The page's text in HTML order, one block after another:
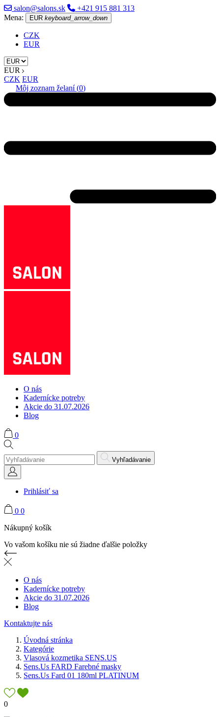
salon@salons.sk
+421 915 881 313
Mena:
EUR keyboard_arrow_down
CZK
EUR
EUR
CZK EUR
Môj zoznam želaní (0)
O nás
Kadernícke potreby
Akcie do 31.07.2026
Blog
0
Vyhľadávanie
Prihlásiť sa
0 0
Nákupný košík
Vo vašom košíku nie sú žiadne ďalšie položky
O nás
Kadernícke potreby
Akcie do 31.07.2026
Blog
Kontaktujte nás
Úvodná stránka
Kategórie
Vlasová kozmetika SENS.US
Sens.Us FARD Farebné masky
Sens.Us Fard 01 180ml PLATINUM
0